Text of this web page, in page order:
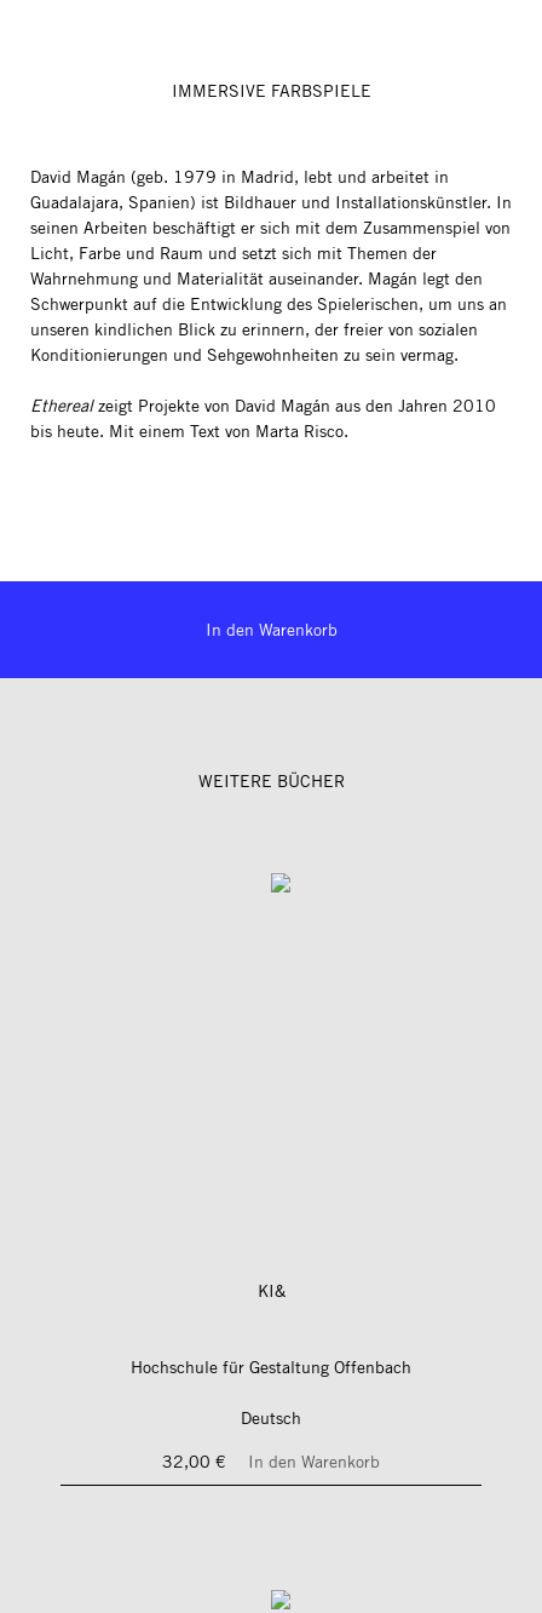
IMMERSIVE FARBSPIELE
David Magán (geb. 1979 in Madrid, lebt und arbeitet in
Guadalajara, Spanien) ist Bildhauer und Installationskünstler. In
seinen Arbeiten beschäftigt er sich mit dem Zusammenspiel von
Licht, Farbe und Raum und setzt sich mit Themen der
Wahrnehmung und Materialität auseinander. Magán legt den
Schwerpunkt auf die Entwicklung des Spielerischen, um uns an
unseren kindlichen Blick zu erinnern, der freier von sozialen
Konditionierungen und Sehgewohnheiten zu sein vermag.
Etherealzeigt Projekte von David Magán aus den Jahren 2010
bis heute. Mit einem Text von Marta Risco.
In den Warenkorb
WEITERE BÜCHER
KI&
Hochschule für Gestaltung Offenbach
Deutsch
32,00 €
In den Warenkorb